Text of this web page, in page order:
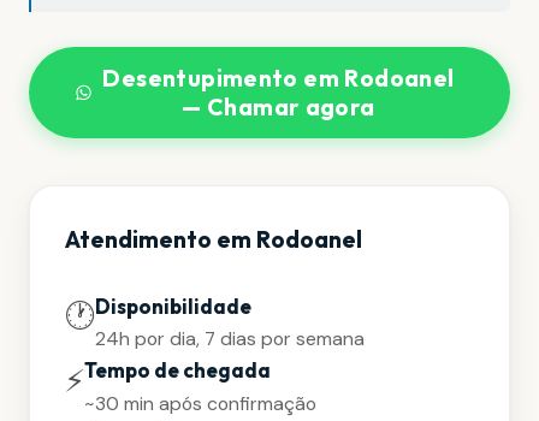
Desentupimento em Rodoanel
— Chamar agora
Atendimento em Rodoanel
🕐Disponibilidade
24h por dia, 7 dias por semana
⚡Tempo de chegada
~30 min após confirmação